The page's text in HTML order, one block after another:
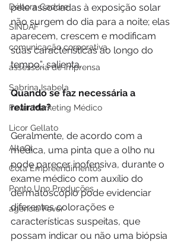
Débora Cadore
SINDAF
comunicação corporativa
assessoria de imprensa
Sabrina Isabela
Fever Marketing Médico
Licor Gellato
AltoQi
Cota Empreendimentos
Ponto Uno Produções
agência Fever
pele associadas à exposição solar
não surgem do dia para a noite; elas
aparecem, crescem e modificam
suas características ao longo do
tempo”, salienta.
Quando se faz necessária a
retirada?
Geralmente, de acordo com a
médica, uma pinta que a olho nu
pode parecer inofensiva, durante o
exame médico com auxílio do
dermatoscópio pode evidenciar
diferentes colorações e
características suspeitas, que
possam indicar ou não uma biópsia